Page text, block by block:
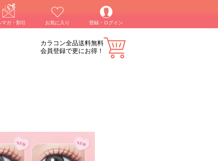
ガ・割引 お気に入り 登録・ログイン
カラコン全品送料無料
会員登録で更にお得！